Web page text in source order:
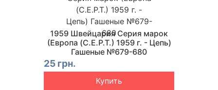
1959 Швейцария Серия марок
(Европа (C.E.P.T.) 1959 г. - Цепь)
Гашеные №679-680
25 грн.
Купить